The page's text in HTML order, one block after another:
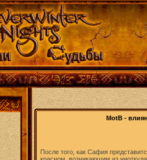
MotB -
После того, как Сафия